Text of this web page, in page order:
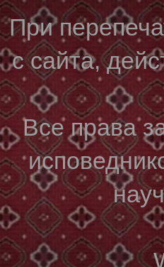
При
с сайта,
Все права